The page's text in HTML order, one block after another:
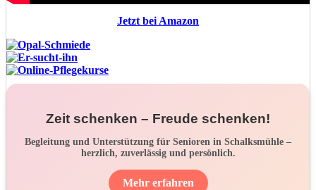
Jetzt bei Amazon
Zeit schenken – Freude schenken!
Begleitung und Unterstützung für Senioren in Schalksmühle –
herzlich, zuverlässig und persönlich.
Mehr erfahren